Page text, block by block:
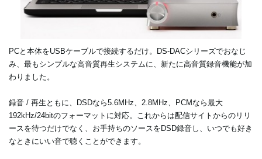
PCと本体をUSBケーブルで接続するだけ。DS-DACシリーズでおなじ
み、最もシンプルな高音質再生システムに、新たに高音質録音機能が加
わりました。
録音 / 再生ともに、DSDなら5.6MHz、2.8MHz、PCMなら最大
192kHz/24bitのフォーマットに対応。これからは配信サイトからのリリ
ースを待つだけでなく、お手持ちのソースをDSD録音し、いつでも好き
なときにいい音で聴くことができます。